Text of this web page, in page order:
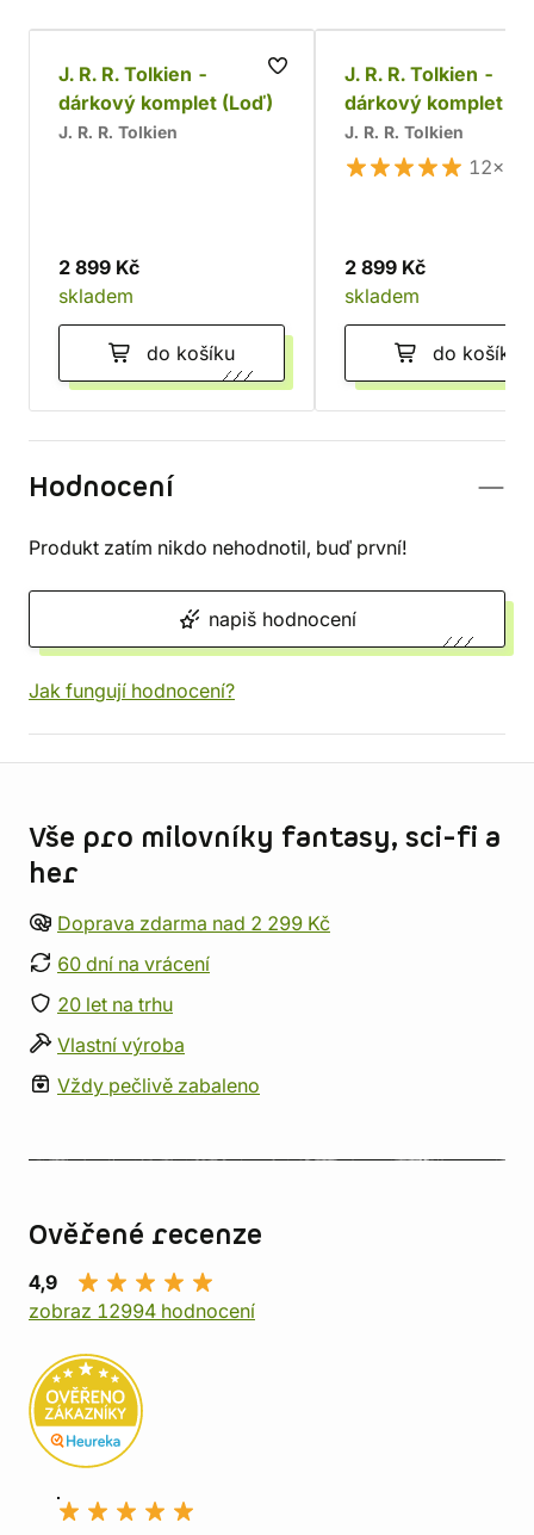
J. R. R. Tolkien -
dárkový komplet (Loď)
J. R. R. Tolkien
2 899 Kč
skladem
do košíku
J. R. R. Tolkien -
dárkový komplet
J. R. R. Tolkien
12×
2 899 Kč
skladem
do košíku
Hodnocení
Produkt zatím nikdo nehodnotil, buď první!
napiš hodnocení
Jak fungují hodnocení?
Vše pro milovníky fantasy, sci-fi a
her
Doprava zdarma nad 2 299 Kč
60 dní na vrácení
20 let na trhu
Vlastní výroba
Vždy pečlivě zabaleno
Ověřené recenze
4,9
zobraz 12994 hodnocení